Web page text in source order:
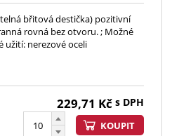
břitová destička) pozitivní
rovná bez otvoru. ; Možné
užití: nerezové oceli
229,71 Kč s DPH
KOUPIT